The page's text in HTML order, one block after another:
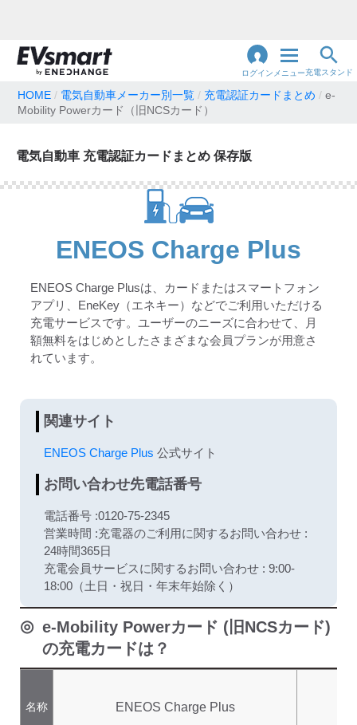
ログイン メニュー充電スタンド
急速充電器のみ表示
急速無料のみ表示
認証システム
EV充電エネチェンジ
ディーラー
示
充電器の出力
すべて 中速-20kW-以上
車種
検索する
HOME 電気自動車メーカー別一覧 充電認証カードまとめ
e-
Mobility Powerカード（旧NCSカード）
電気自動車 充電認証カードまとめ 保存版
ENEOS Charge Plus
ENEOS Charge Plusは、カードまたはスマートフォン
アプリ、EneKey（エネキー）などでご利用いただける
充電サービスです。ユーザーのニーズに合わせて、月
額無料をはじめとしたさまざまな会員プランが用意さ
れています。
関連サイト
ENEOS Charge Plus 公式サイト
お問い合わせ先電話番号
電話番号 :0120-75-2345
営業時間 :充電器のご利用に関するお問い合わせ :
24時間365日
充電会員サービスに関するお問い合わせ : 9:00-
18:00（土日・祝日・年末年始除く）
e-Mobility Powerカード (旧NCSカード)
の充電カードは？
名称 ENEOS Charge Plus